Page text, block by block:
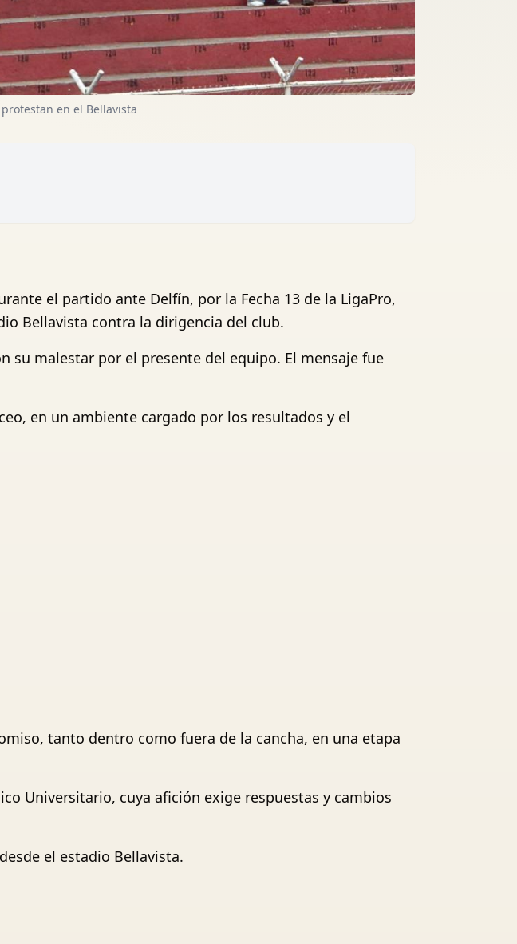
en el Bellavista
el partido ante Delfín, por la Fecha 13 de la LigaPro,
Bellavista contra la dirigencia del club.
su malestar por el presente del equipo. El mensaje fue
en un ambiente cargado por los resultados y el
tanto dentro como fuera de la cancha, en una etapa
Universitario, cuya afición exige respuestas y cambios
el estadio Bellavista.